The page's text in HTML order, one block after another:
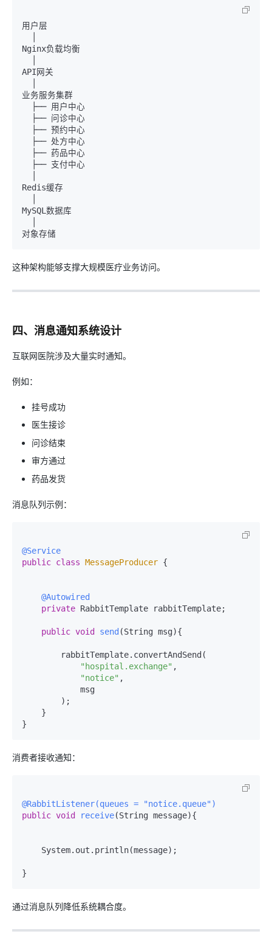
用户层
Nginx负载均衡
API网关
业务服务集群
Redis缓存
MySQL数据库
这种架构能够支撑大规模医疗业务访问。
四、消息通知系统设计
互联网医院涉及大量实时通知。
例如：
挂号成功
医生接诊
问诊结束
审方通过
药品发货
消息队列示例：
@Service
public class MessageProducer {
@Autowired
private RabbitTemplate rabbitTemplate;
public void send (String msg){
"hospital.exchange" ,
"notice" ,
消费者接收通知：
@RabbitListener(queues = "notice.queue")
public void receive(String message){
通过消息队列降低系统耦合度。